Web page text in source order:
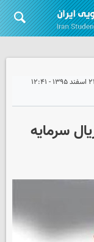
- ۱۲:۴۱
ریال سرمایه